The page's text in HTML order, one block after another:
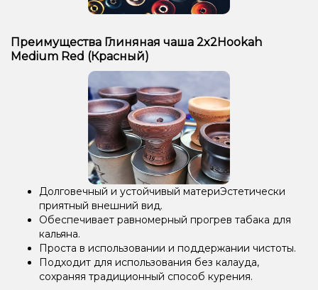
Преимущества Глиняная чаша 2x2Hookah
Medium Red (Красный)
Долговечный и устойчивый материЭстетически
приятный внешний вид.
Обеспечивает равномерный прогрев табака для
кальяна.
Проста в использовании и поддержании чистоты.
Подходит для использования без калауда,
сохраняя традиционный способ курения.